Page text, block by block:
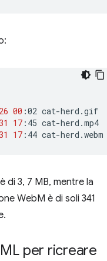
26 00 :02 cat-herd.gif
17 :45 cat-herd.mp4
17 :44
di 3, 7 MB, mentre la
WebM è di soli 341
per ricreare